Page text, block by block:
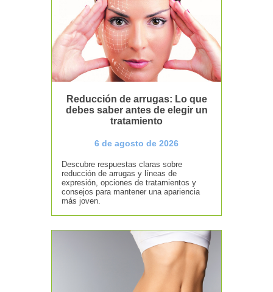
Reducción de arrugas: Lo que
debes saber antes de elegir un
tratamiento
6 de agosto de 2026
Descubre respuestas claras sobre
reducción de arrugas y líneas de
expresión, opciones de tratamientos y
consejos para mantener una apariencia
más joven.